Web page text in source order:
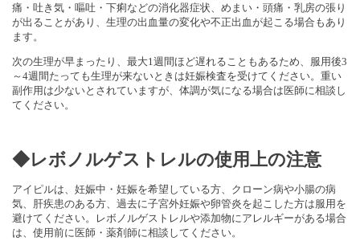
痛・吐き気・嘔吐・下痢などの消化器症状、めまい・頭痛・乳房の張り
が出ることがあり、生理の出血量の変化や不正出血が起こる場合もあり
ます。
次の生理が早まったり、最大1週間ほど遅れることもあるため、服用後3
～4週間たっても生理が来ないときは妊娠検査を受けてください。重い
副作用は少ないとされていますが、体調が気になる場合は医師に相談し
てください。
◆レボノルゲストレルの使用上の注意
アイピルは、妊娠中・妊娠を希望している方、クローン病や小腸の病
気、肝疾患のある方、過去に子宮外妊娠や卵管炎を起こした方は服用を
避けてください。レボノルゲストレルや添加物にアレルギーがある場合
は、使用前に医師・薬剤師に相談してください。